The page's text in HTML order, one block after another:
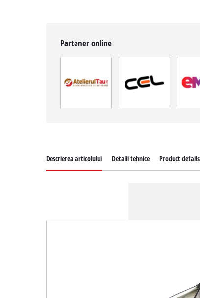
Partener online
Descrierea articolului Detalii tehnice Product details